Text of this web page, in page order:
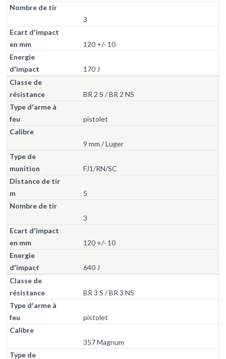
3
120 +/- 10
170 J
BR 2 S / BR 2 NS
pistolet
9 mm / Luger
FJ1/RN/SC
5
3
120 +/- 10
640 J
BR 3 S / BR 3 NS
pistolet
357 Magnum